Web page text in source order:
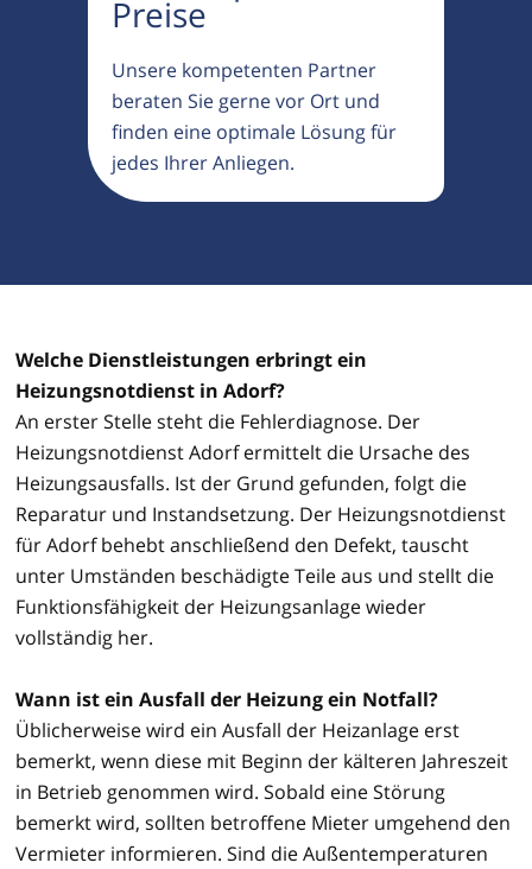
Preise
Unsere kompetenten Partner
beraten Sie gerne vor Ort und
finden eine optimale Lösung für
jedes Ihrer Anliegen.
Welche Dienstleistungen erbringt ein
Heizungsnotdienst in Adorf?
An erster Stelle steht die Fehlerdiagnose. Der
Heizungsnotdienst Adorf ermittelt die Ursache des
Heizungsausfalls. Ist der Grund gefunden, folgt die
Reparatur und Instandsetzung. Der Heizungsnotdienst
für Adorf behebt anschließend den Defekt, tauscht
unter Umständen beschädigte Teile aus und stellt die
Funktionsfähigkeit der Heizungsanlage wieder
vollständig her.
Wann ist ein Ausfall der Heizung ein Notfall?
Üblicherweise wird ein Ausfall der Heizanlage erst
bemerkt, wenn diese mit Beginn der kälteren Jahreszeit
in Betrieb genommen wird. Sobald eine Störung
bemerkt wird, sollten betroffene Mieter umgehend den
Vermieter informieren. Sind die Außentemperaturen